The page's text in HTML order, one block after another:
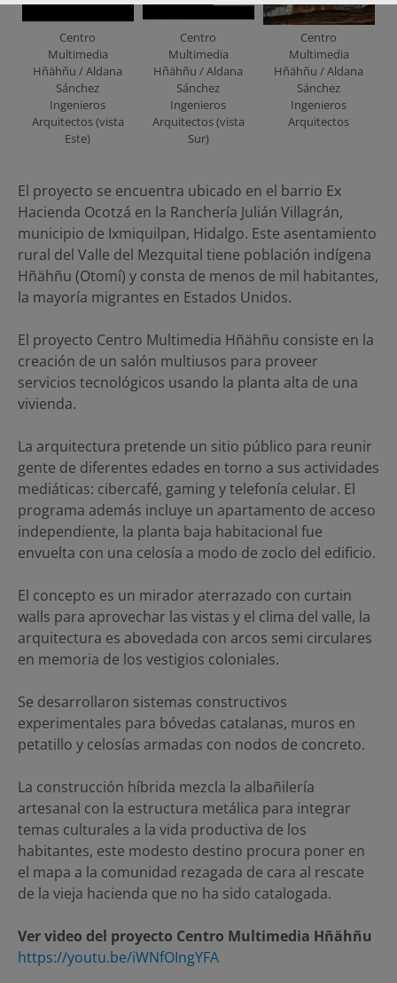
Centro
Multimedia
Hñähñu / Aldana
Sánchez
Ingenieros
Arquitectos (vista
Este)
Centro
Multimedia
Hñähñu / Aldana
Sánchez
Ingenieros
Arquitectos (vista
Sur)
Centro
Multimedia
Hñähñu / Aldana
Sánchez
Ingenieros
Arquitectos
El proyecto se encuentra ubicado en el barrio Ex
Hacienda Ocotzá en la Ranchería Julián Villagrán,
municipio de Ixmiquilpan, Hidalgo. Este asentamiento
rural del Valle del Mezquital tiene población indígena
Hñähñu (Otomí) y consta de menos de mil habitantes,
la mayoría migrantes en Estados Unidos.
El proyecto Centro Multimedia Hñähñu consiste en la
creación de un salón multiusos para proveer
servicios tecnológicos usando la planta alta de una
vivienda.
La arquitectura pretende un sitio público para reunir
gente de diferentes edades en torno a sus actividades
mediáticas: cibercafé, gaming y telefonía celular. El
programa además incluye un apartamento de acceso
independiente, la planta baja habitacional fue
envuelta con una celosía a modo de zoclo del edificio.
El concepto es un mirador aterrazado con curtain
walls para aprovechar las vistas y el clima del valle, la
arquitectura es abovedada con arcos semi circulares
en memoria de los vestigios coloniales.
Se desarrollaron sistemas constructivos
experimentales para bóvedas catalanas, muros en
petatillo y celosías armadas con nodos de concreto.
La construcción híbrida mezcla la albañilería
artesanal con la estructura metálica para integrar
temas culturales a la vida productiva de los
habitantes, este modesto destino procura poner en
el mapa a la comunidad rezagada de cara al rescate
de la vieja hacienda que no ha sido catalogada.
Ver video del proyecto Centro Multimedia Hñähñu
https://youtu.be/iWNfOIngYFA